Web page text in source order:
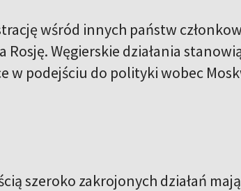
wśród innych państw
Węgierskie działania
podejściu do polityki wobec
szeroko zakrojonych działań